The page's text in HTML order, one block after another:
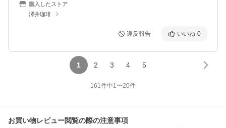
購入したストア
澤井珈琲
違反報告 いいね 0
1 2 3 4 5
161件中1〜20件
お買い物レビュー閲覧の際の注意事項